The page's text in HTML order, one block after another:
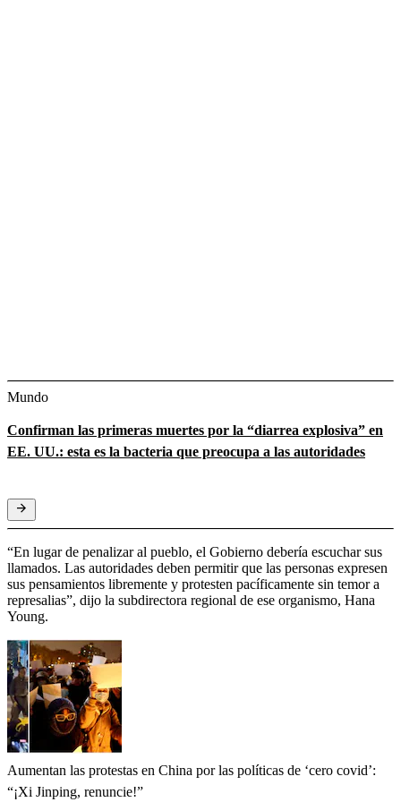
Mundo
Confirman las primeras muertes por la “diarrea explosiva” en
EE. UU.: esta es la bacteria que preocupa a las autoridades
“En lugar de penalizar al pueblo, el Gobierno debería escuchar sus
llamados. Las autoridades deben permitir que las personas expresen
sus pensamientos libremente y protesten pacíficamente sin temor a
represalias”, dijo la subdirectora regional de ese organismo, Hana
Young.
Aumentan las protestas en China por las políticas de ‘cero covid’:
“¡Xi Jinping, renuncie!”